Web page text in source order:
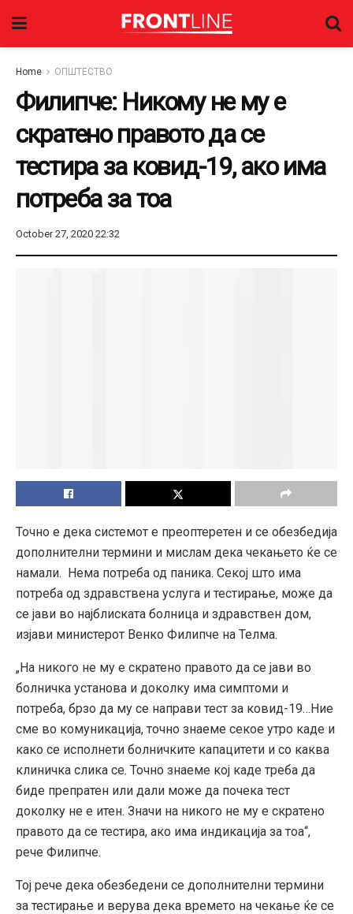
Home ОПШТЕСТВО
Филипче: Никому не му е
скратено правото да се
тестира за ковид-19, ако има
потреба за тоа
October 27, 2020 22:32
Точно е дека системот е преоптеретен и се обезбедија
дополнителни термини и мислам дека чекањето ќе се
намали. Нема потреба од паника. Секој што има
потреба од здравствена услуга и тестирање, може да
се јави во најблиската болница и здравствен дом,
изјави министерот Венко Филипче на Телма.
„На никого не му е скратено правото да се јави во
болничка установа и доколку има симптоми и
потреба, брзо да му се направи тест за ковид-19…Ние
сме во комуникација, точно знаеме секое утро каде и
како се исполнети болничките капацитети и со каква
клиничка слика се. Точно знаеме кој каде треба да
биде препратен или дали може да почека тест
доколку не е итен. Значи на никого не му е скратено
правото да се тестира, ако има индикација за тоа“,
рече Филипче.
Тој рече дека обезбедени се дополнителни термини
за тестирање и верува дека времето на чекање ќе се